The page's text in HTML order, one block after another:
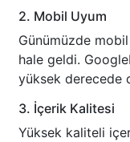
2. Mobil Uyum
Günümüzde
hale geldi.
yüksek derecede
3. İçerik Kalitesi
Yüksek kaliteli